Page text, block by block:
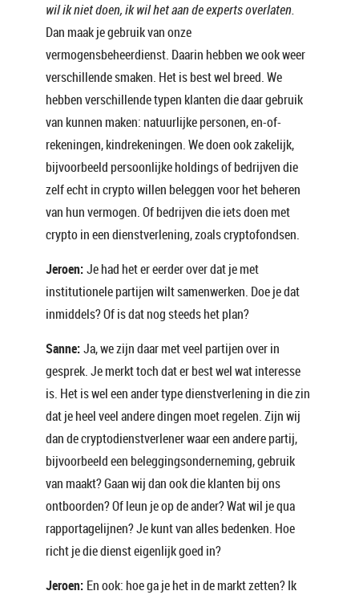
wil ik niet doen, ik wil het aan de experts overlaten.
Dan maak je gebruik van onze
vermogensbeheerdienst. Daarin hebben we ook weer
verschillende smaken. Het is best wel breed. We
hebben verschillende typen klanten die daar gebruik
van kunnen maken: natuurlijke personen, en-of-
rekeningen, kindrekeningen. We doen ook zakelijk,
bijvoorbeeld persoonlijke holdings of bedrijven die
zelf echt in crypto willen beleggen voor het beheren
van hun vermogen. Of bedrijven die iets doen met
crypto in een dienstverlening, zoals cryptofondsen.
Jeroen:Je had het er eerder over dat je met
institutionele partijen wilt samenwerken. Doe je dat
inmiddels? Of is dat nog steeds het plan?
Sanne:Ja, we zijn daar met veel partijen over in
gesprek. Je merkt toch dat er best wel wat interesse
is. Het is wel een ander type dienstverlening in die zin
dat je heel veel andere dingen moet regelen. Zijn wij
dan de cryptodienstverlener waar een andere partij,
bijvoorbeeld een beleggingsonderneming, gebruik
van maakt? Gaan wij dan ook die klanten bij ons
ontboorden? Of leun je op de ander? Wat wil je qua
rapportagelijnen? Je kunt van alles bedenken. Hoe
richt je die dienst eigenlijk goed in?
Jeroen: En ook: hoe ga je het in de markt zetten? Ik